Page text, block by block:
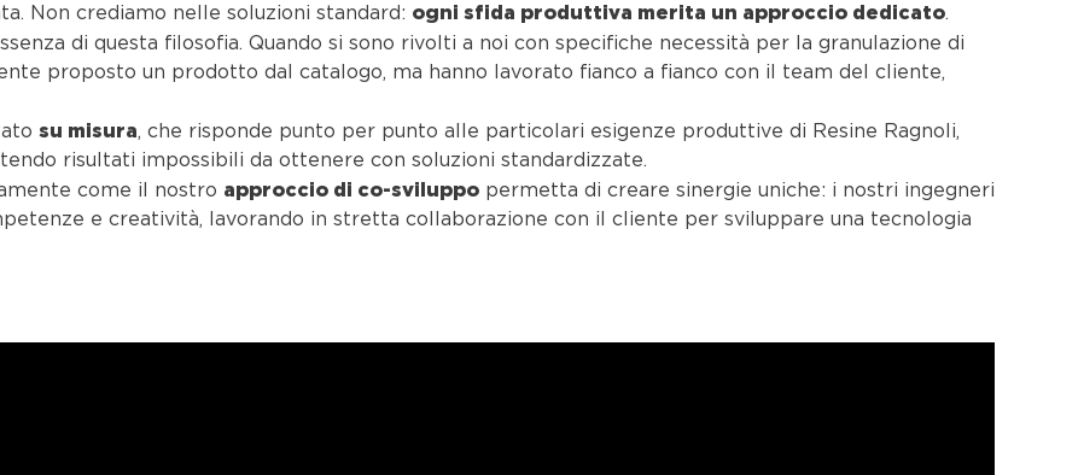
Non crediamo nelle soluzioni standard: ogni sfida produttiva merita un approccio dedicato.
di questa filosofia. Quando si sono rivolti a noi con specifiche necessità per la granulazione di
proposto un prodotto dal catalogo, ma hanno lavorato fianco a fianco con il team del cliente,
su misura, che risponde punto per punto alle particolari esigenze produttive di Resine Ragnoli,
risultati impossibili da ottenere con soluzioni standardizzate.
come il nostro approccio di co-sviluppo permetta di creare sinergie uniche: i nostri ingegneri
e creatività, lavorando in stretta collaborazione con il cliente per sviluppare una tecnologia